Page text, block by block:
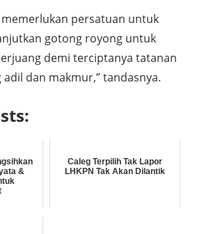
memerlukan persatuan untuk
gotong royong untuk
demi terciptanya tatanan
dan makmur,” tandasnya.
&
Caleg Terpilih Tak Lapor
LHKPN Tak Akan Dilantik